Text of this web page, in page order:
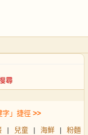
字」捷徑 >>
| 兒童 | 海鮮 |
粉麵